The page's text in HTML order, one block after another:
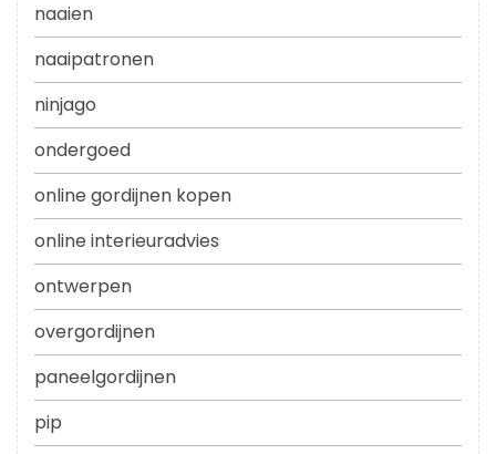
naaien
naaipatronen
ninjago
ondergoed
online gordijnen kopen
online interieuradvies
ontwerpen
overgordijnen
paneelgordijnen
pip